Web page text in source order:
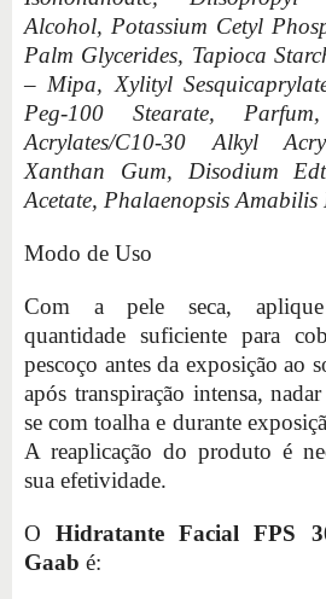
Alcohol, Potassium Cetyl
Palm Glycerides, Tapioca
– Mipa, Xylityl
Peg-100 Stearate,
Acrylates/C10-30 Alkyl
Xanthan Gum, Disodium
Acetate, Phalaenopsis Amabilis
Modo de Uso
Com a pele seca, aplique
quantidade suficiente para
pescoço antes da exposição ao
após transpiração intensa,
se com toalha e durante
A reaplicação do produto é
sua efetividade.
OHidratante Facial FPS
Gaab é: